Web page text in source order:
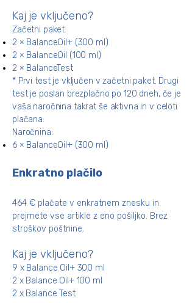
Kaj je vključeno?
Začetni paket:
2 × BalanceOil+ (300 ml)
2 × BalanceOil (100 ml)
2 × BalanceTest
* Prvi test je vključen v začetni paket. Drugi
test je poslan brezplačno po 120 dneh, če je
vaša naročnina takrat še aktivna in v celoti
plačana.
Naročnina:
6 × BalanceOil+ (300 ml)
Enkratno plačilo
464 € plačate v enkratnem znesku in
prejmete vse artikle z eno pošiljko. Brez
stroškov poštnine.
Kaj je vključeno?
9 x Balance Oil+ 300 ml
2 x Balance Oil+ 100 ml
2 x Balance Test